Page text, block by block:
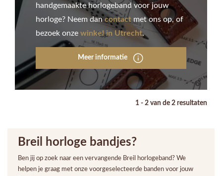
handgemaakte horlogeband voor jouw
horloge? Neem dan contact met ons op, of
bezoek onze winkel in Utrecht.
Meer informatie
1 - 2 van de 2 resultaten
Breil horloge bandjes?
Ben jij op zoek naar een vervangende Breil horlogeband? We
helpen je graag met onze voorgeselecteerde banden voor jouw